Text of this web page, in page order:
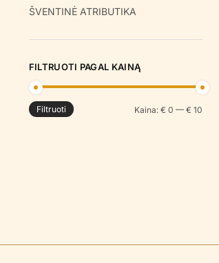
ŠVENTINĖ ATRIBUTIKA
FILTRUOTI PAGAL KAINĄ
Min
Maks
Filtruoti Kaina: € 0 — € 10